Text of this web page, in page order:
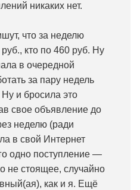
никаких нет.
что за неделю
кто по 460 руб. Ну
в очередной
за пару недель
Ну и бросила это
свое объявление до
неделю (ради
в свой Интернет
одно поступление —
не стоящее, случайно
как и я. Ещё